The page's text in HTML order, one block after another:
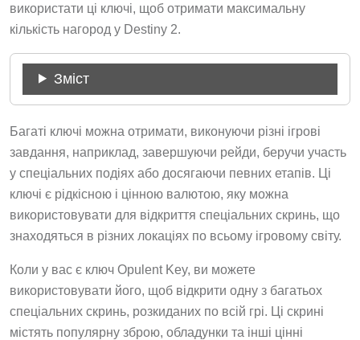
використати ці ключі, щоб отримати максимальну
кількість нагород у Destiny 2.
Зміст
Багаті ключі можна отримати, виконуючи різні ігрові
завдання, наприклад, завершуючи рейди, беручи участь
у спеціальних подіях або досягаючи певних етапів. Ці
ключі є рідкісною і цінною валютою, яку можна
використовувати для відкриття спеціальних скринь, що
знаходяться в різних локаціях по всьому ігровому світу.
Коли у вас є ключ Opulent Key, ви можете
використовувати його, щоб відкрити одну з багатьох
спеціальних скринь, розкиданих по всій грі. Ці скрині
містять популярну зброю, обладунки та інші цінні